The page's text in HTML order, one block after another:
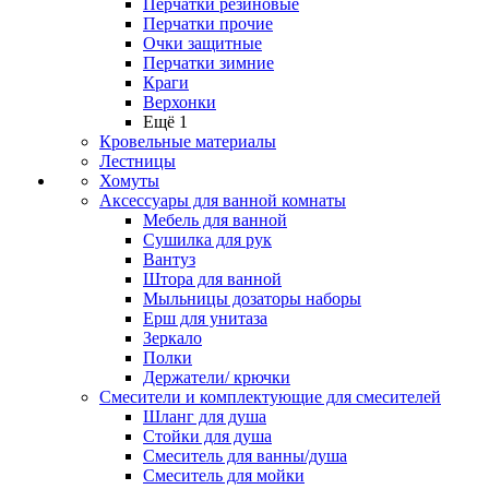
Перчатки резиновые
Перчатки прочие
Очки защитные
Перчатки зимние
Краги
Верхонки
Ещё 1
Кровельные материалы
Лестницы
Хомуты
Аксессуары для ванной комнаты
Мебель для ванной
Сушилка для рук
Вантуз
Штора для ванной
Мыльницы дозаторы наборы
Ерш для унитаза
Зеркало
Полки
Держатели/ крючки
Смесители и комплектующие для смесителей
Шланг для душа
Стойки для душа
Смеситель для ванны/душа
Смеситель для мойки